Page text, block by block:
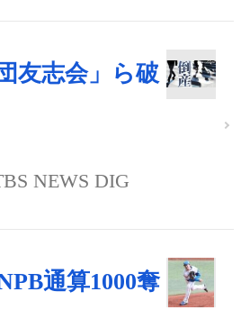
友志会」ら破
NEWS DIG
通算1000奪